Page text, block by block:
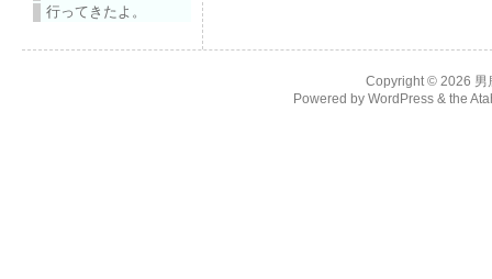
行ってきたよ。
Copyright © 2026 男
Powered by WordPress & the